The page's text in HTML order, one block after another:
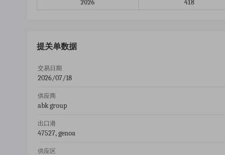
2026
418
提关单数据
交易日期
2026/07/18
供应商
abk group
出口港
47527, genoa
供应区